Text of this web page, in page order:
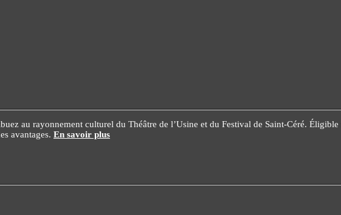
au rayonnement culturel du Théâtre de l’Usine et du Festival de Saint-Céré.
avantages. En savoir plus